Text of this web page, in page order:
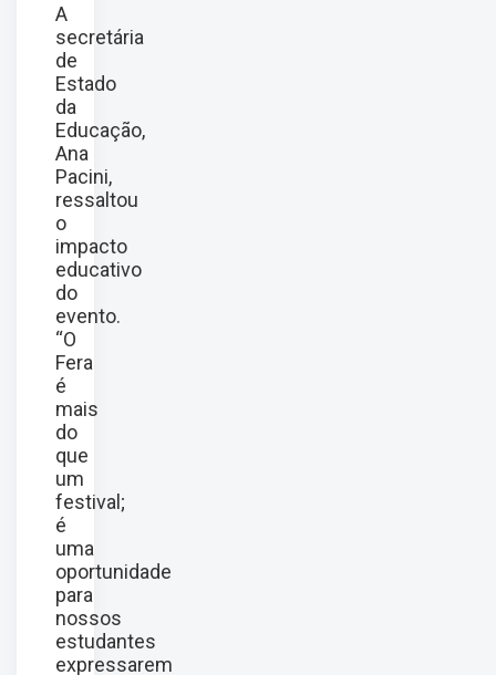
A
secretária
de
Estado
da
Educação,
Ana
Pacini,
ressaltou
o
impacto
educativo
do
evento.
“O
Fera
é
mais
do
que
um
festival;
é
uma
oportunidade
para
nossos
estudantes
expressarem